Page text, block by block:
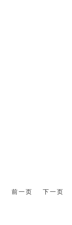
前一页 下一页